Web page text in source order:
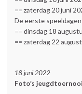
== zaterdag 20 juni
De eerste
== dinsdag 18
== zaterdag 22
18 juni 2022
Foto’s